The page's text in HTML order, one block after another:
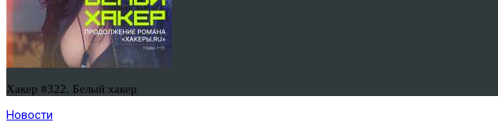
Хакер #322. Белый хакер
Новости